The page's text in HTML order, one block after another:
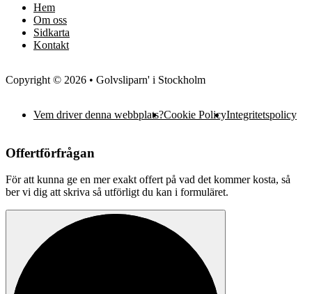
Hem
Om oss
Sidkarta
Kontakt
Copyright © 2026 • Golvsliparn' i Stockholm
Vem driver denna webbplats?Cookie PolicyIntegritetspolicy
Offertförfrågan
För att kunna ge en mer exakt offert på vad det kommer kosta, så
ber vi dig att skriva så utförligt du kan i formuläret.